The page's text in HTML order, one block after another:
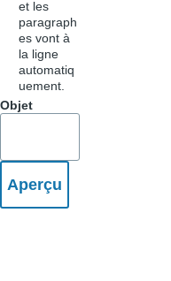
et les
paragraph
es vont à
la ligne
automatiq
uement.
Objet